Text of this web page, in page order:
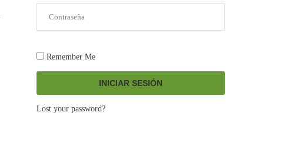
Remember Me
INICIAR SESIÓN
Lost your password?